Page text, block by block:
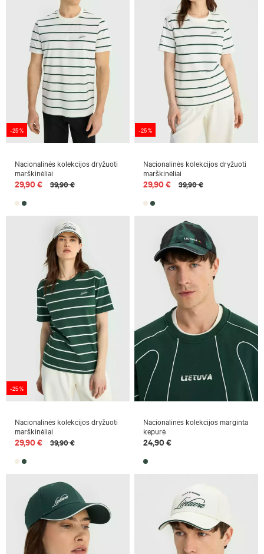
-25 %
Nacionalinės kolekcijos dryžuoti
marškinėliai
29,90 € 39,90 €
-25 %
Nacionalinės kolekcijos dryžuoti
marškinėliai
29,90 € 39,90 €
-25 %
Nacionalinės kolekcijos dryžuoti
marškinėliai
29,90 € 39,90 €
Nacionalinės kolekcijos marginta
kepurė
24,90 €